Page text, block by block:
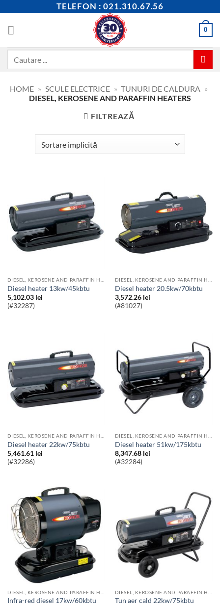
content
TELEFON : 021.310.67.56
0
HOME » SCULE ELECTRICE » TUNURI DE CALDURA »
DIESEL, KEROSENE AND PARAFFIN HEATERS
FILTREAZĂ
diesel heater 13kw/45kbtu
5,102.03 lei
(#32287)
Diesel heater 20.5kw/70kbtu
3,572.26 lei
(#81027)
DIESEL, KEROSENE AND PARAFFIN HEATERS
diesel heater 22kw/75kbtu
5,461.61 lei
(#32286)
DIESEL, KEROSENE AND PARAFFIN HEATERS
diesel heater 51kw/175kbtu
8,347.68 lei
(#32284)
infra-red diesel 17kw/60kbtu
Tun aer cald 22kw/75kbtu